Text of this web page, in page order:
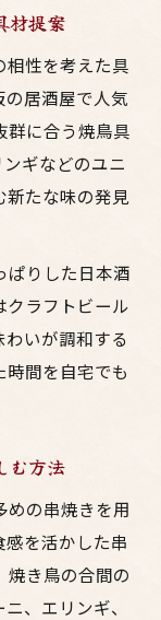
材提案
相性を考えた具
居酒屋で人気
群に合う焼鳥具
ギなどのユニ
新たな味の発見
ぱりした日本酒
クラフトビール
いが調和する
間を自宅でも
む方法
めの串焼きを用
を活かした串
焼き鳥の合間の
、エリンギ、